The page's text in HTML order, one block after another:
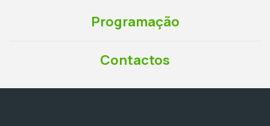
Programação
Contactos